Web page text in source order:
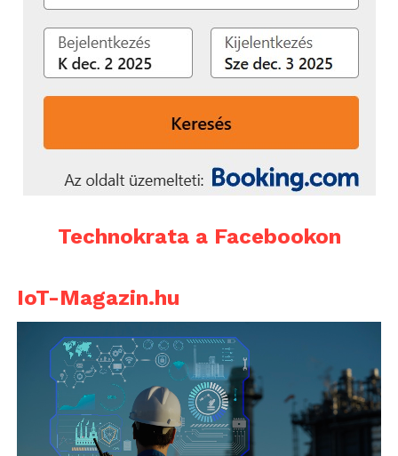
Technokrata a Facebookon
IoT-Magazin.hu